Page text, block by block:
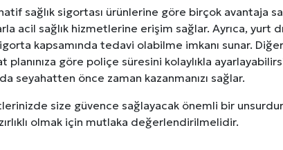
sağlık sigortası ürünlerine göre birçok avantaja
acil sağlık hizmetlerine erişim sağlar. Ayrıca, yurt
kapsamında tedavi olabilme imkanı sunar.
planınıza göre poliçe süresini kolaylıkla
seyahatten önce zaman kazanmanızı sağlar.
size güvence sağlayacak önemli bir unsurdur.
olmak için mutlaka değerlendirilmelidir.